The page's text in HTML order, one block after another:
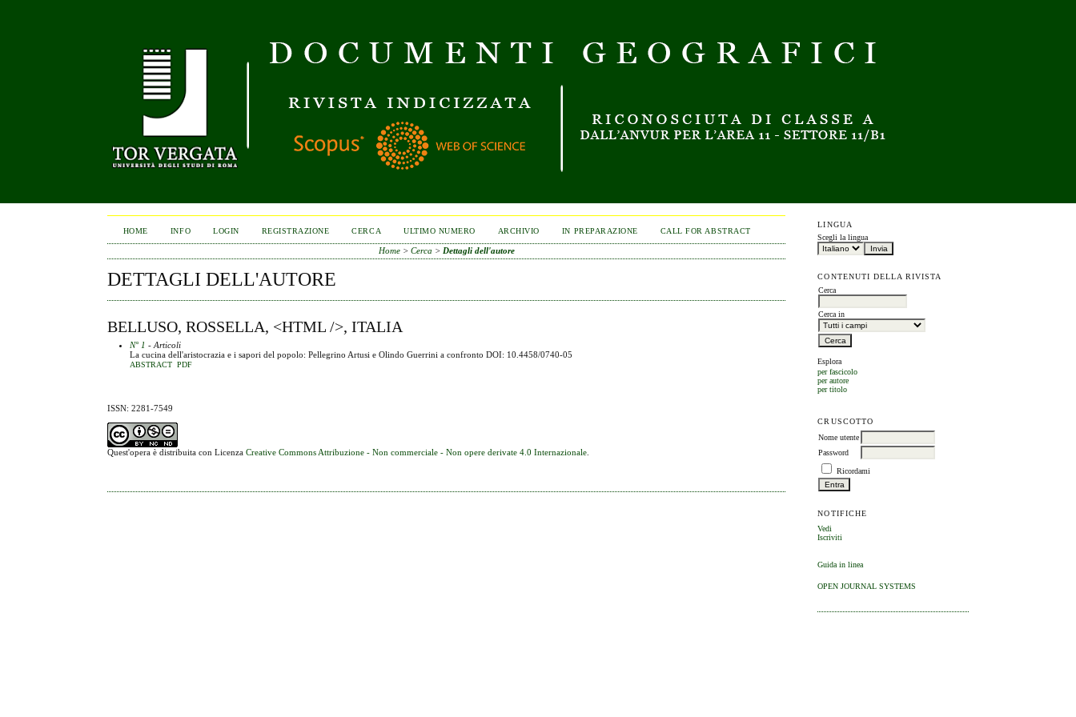
LINGUA
Scegli la lingua
CONTENUTI DELLA RIVISTA
Cerca
Cerca in
Esplora
per fascicolo
per autore
per titolo
CRUSCOTTO
Nome utente
Password
Ricordami
NOTIFICHE
Vedi
Iscriviti
Guida in linea
OPEN JOURNAL SYSTEMS
HOME INFO LOGIN REGISTRAZIONE CERCA ULTIMO NUMERO ARCHIVIO IN PREPARAZIONE CALL FOR ABSTRACT
Home> Cerca > Dettagli dell'autore
DETTAGLI DELL'AUTORE
BELLUSO, ROSSELLA, <HTML />, ITALIA
N° 1 - Articoli
La cucina dell'aristocrazia e i sapori del popolo: Pellegrino Artusi e Olindo Guerrini a confronto DOI: 10.4458/0740-05
ABSTRACT PDF
ISSN: 2281-7549
Quest'opera è distribuita con LicenzaCreative Commons Attribuzione - Non commerciale - Non opere derivate 4.0 Internazionale